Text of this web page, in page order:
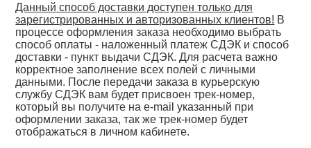
Данный способ доставки доступен только для
зарегистрированных и авторизованных клиентов! В
процессе оформления заказа необходимо выбрать
способ оплаты - наложенный платеж СДЭК и способ
доставки - пункт выдачи СДЭК. Для расчета важно
корректное заполнение всех полей с личными
данными. После передачи заказа в курьерскую
службу СДЭК вам будет присвоен трек-номер,
который вы получите на e-mail указанный при
оформлении заказа, так же трек-номер будет
отображаться в личном кабинете.